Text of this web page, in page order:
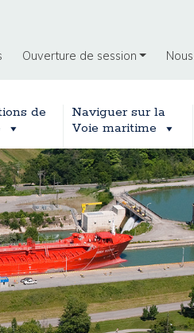
Ouverture de session
de
Naviguer sur la
Voie maritime